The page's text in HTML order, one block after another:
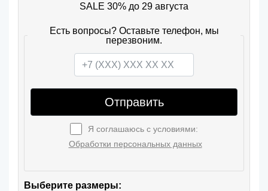
SALE 30% до 29 августа
Есть вопросы? Оставьте телефон, мы
перезвоним.
Отправить
Я соглашаюсь с условиями:
Обработки персональных данных
Выберите размеры: